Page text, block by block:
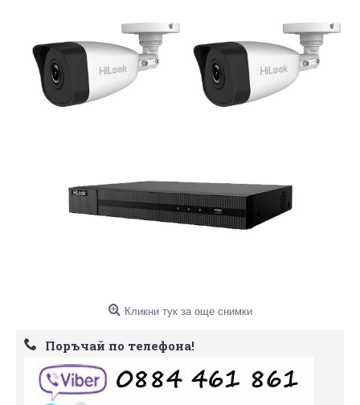
Кликни тук за още снимки
Поръчай по телефона!